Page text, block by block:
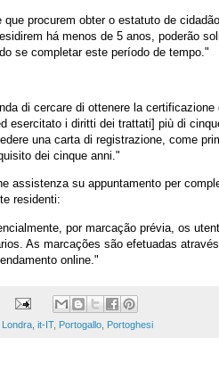
que procurem obter o estatuto de
há menos de 5 anos, poderão
se completar este período de tempo."
di cercare di ottenere la
esercitato i diritti dei trattati] più di
una carta di registrazione, come
dei cinque anni."
assistenza su appuntamento per
residenti:
por marcação prévia, os
As marcações são efetuadas
online."
Londra it-IT, Portogallo Portoghesi